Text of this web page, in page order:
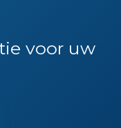
voor uw